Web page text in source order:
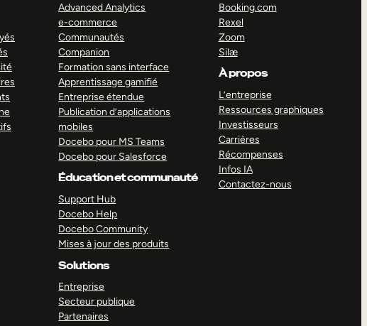
Advanced Analytics
e-commerce
Communautés
Companion
Formation sans interface
Apprentissage gamifié
Entreprise étendue
Publication d’applications
mobiles
Docebo pour MS Teams
Docebo pour Salesforce
Éducation et communauté
Support Hub
Docebo Help
Docebo Community
Mises à jour des produits
Solutions
Entreprise
Secteur publique
Partenaires
Booking.com
Rexel
Zoom
Silæ
À propos
L’entreprise
Ressources graphiques
Investisseurs
Carrières
Récompenses
Infos IA
Contactez-nous